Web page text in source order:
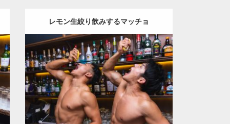
レモン生絞り飲みするマッチョ
Update:2023.09.10
Category:バーのマッチョ 外資系筋肉
大胸筋
ダウンロード